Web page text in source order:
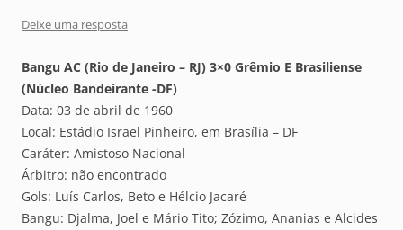
Deixe uma resposta
Bangu AC (Rio de Janeiro – RJ) 3×0 Grêmio E Brasiliense
(Núcleo Bandeirante -DF)
Data: 03 de abril de 1960
Local: Estádio Israel Pinheiro, em Brasília – DF
Caráter: Amistoso Nacional
Árbitro: não encontrado
Gols: Luís Carlos, Beto e Hélcio Jacaré
Bangu: Djalma, Joel e Mário Tito; Zózimo, Ananias e Alcides